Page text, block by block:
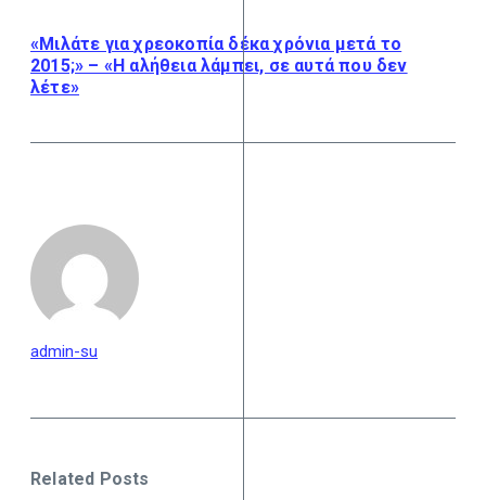
«Μιλάτε για χρεοκοπία δέκα χρόνια μετά το
2015;» – «Η αλήθεια λάμπει, σε αυτά που δεν
λέτε»
admin-su
Related Posts